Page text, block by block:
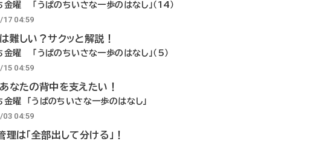
金曜 「うぱのちいさな一歩のはなし」（14）
17 04:59
難しい？サクッと解説！
金曜 「うぱのちいさな一歩のはなし」（5）
15 04:59
なたの背中を支えたい！
金曜 「うぱのちいさな一歩のはなし」
03 04:59
理は「全部出して分ける」！